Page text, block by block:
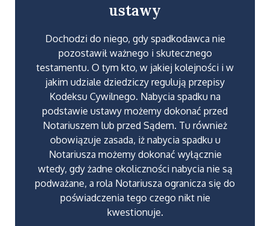
ustawy
Dochodzi do niego, gdy spadkodawca nie
pozostawił ważnego i skutecznego
testamentu. O tym kto, w jakiej kolejności i w
jakim udziale dziedziczy regulują przepisy
Kodeksu Cywilnego. Nabycia spadku na
podstawie ustawy możemy dokonać przed
Notariuszem lub przed Sądem. Tu również
obowiązuje zasada, iż nabycia spadku u
Notariusza możemy dokonać wyłącznie
wtedy, gdy żadne okoliczności nabycia nie są
podważane, a rola Notariusza ogranicza się do
poświadczenia tego czego nikt nie
kwestionuje.